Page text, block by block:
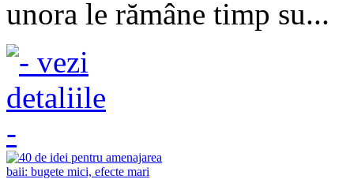
unora le rămâne timp su...